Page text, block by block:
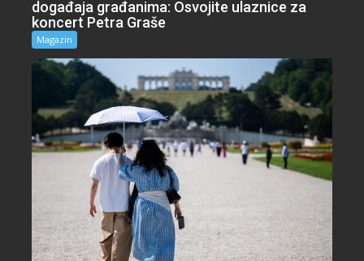
događaja građanima: Osvojite ulaznice za
koncert Petra Graše
Magazin